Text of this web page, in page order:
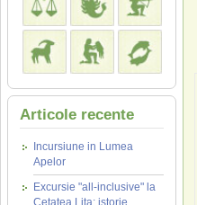
Articole recente
Incursiune in Lumea
Apelor
Excursie "all-inclusive" la
Cetatea Lita: istorie,